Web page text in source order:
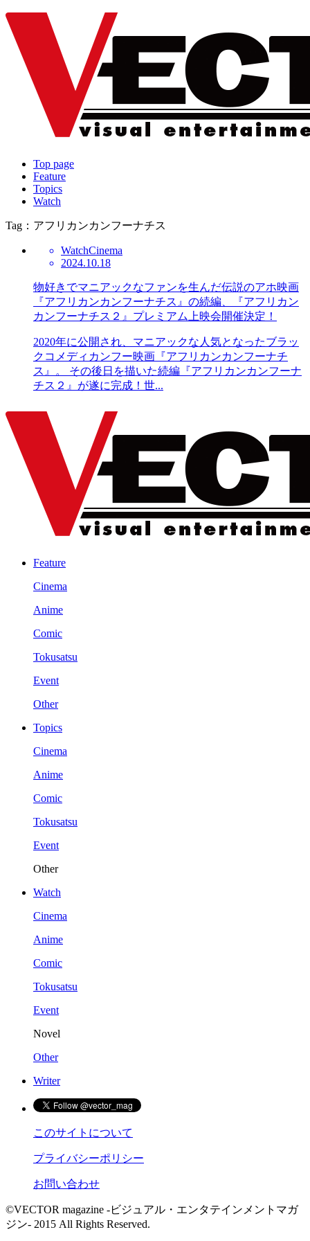
Top page
Feature
Topics
Watch
Tag：アフリカンカンフーナチス
WatchCinema
2024.10.18
物好きでマニアックなファンを生んだ伝説のアホ映画
『アフリカンカンフーナチス』の続編、『アフリカン
カンフーナチス２』プレミアム上映会開催決定！
2020年に公開され、マニアックな人気となったブラッ
クコメディカンフー映画『アフリカンカンフーナチ
ス』。 その後日を描いた続編『アフリカンカンフーナ
チス２』が遂に完成！世...
Feature
Cinema
Anime
Comic
Tokusatsu
Event
Other
Topics
Cinema
Anime
Comic
Tokusatsu
Event
Other
Watch
Cinema
Anime
Comic
Tokusatsu
Event
Novel
Other
Writer
このサイトについて
プライバシーポリシー
お問い合わせ
©VECTOR magazine -ビジュアル・エンタテインメントマガ
ジン- 2015 All Rights Reserved.